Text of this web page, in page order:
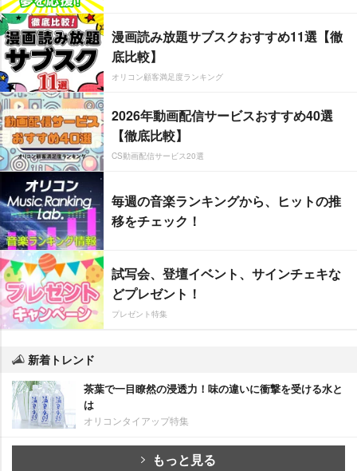
漫画読み放題サブスクおすすめ11選【徹
底比較】
オリコン顧客満足度ランキング
2026年動画配信サービスおすすめ40選
【徹底比較】
CS動画配信サービス20選
毎週の音楽ランキングから、ヒットの推
移をチェック！
試写会、登壇イベント、サインチェキな
どプレゼント！
プレゼント特集
新着トレンド
茶葉で一目瞭然の浸透力！味の違いに衝撃を受ける水と
は
オリコンタイアップ特集
もっと見る